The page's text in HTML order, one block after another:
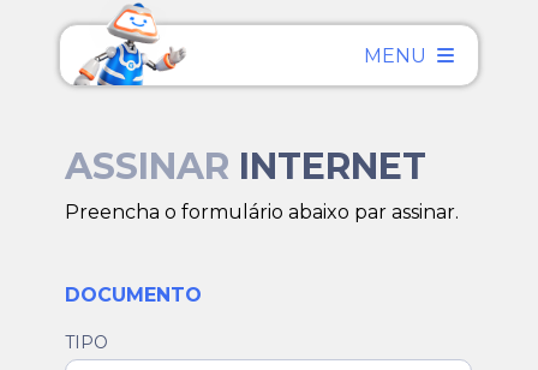
MENU
ASSINAR INTERNET
Preencha o formulário abaixo par assinar.
DOCUMENTO
TIPO